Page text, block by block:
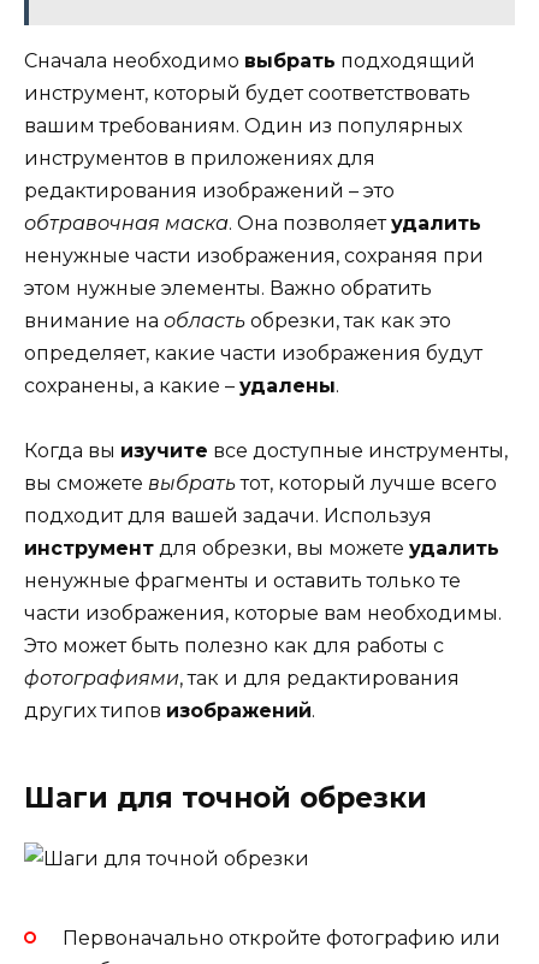
Сначала необходимо выбрать подходящий
инструмент, который будет соответствовать
вашим требованиям. Один из популярных
инструментов в приложениях для
редактирования изображений – это
обтравочная маска. Она позволяетудалить
ненужные части изображения, сохраняя при
этом нужные элементы. Важно обратить
внимание на область обрезки, так как это
определяет, какие части изображения будут
сохранены, а какие – удалены.
Когда вы изучите все доступные инструменты,
вы сможете выбратьтот, который лучше всего
подходит для вашей задачи. Используя
инструмент для обрезки, вы можете удалить
ненужные фрагменты и оставить только те
части изображения, которые вам необходимы.
Это может быть полезно как для работы с
фотографиями, так и для редактирования
других типов изображений.
Шаги для точной обрезки
Первоначально откройте фотографию или